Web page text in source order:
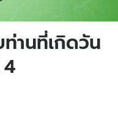
านที่เกิดวัน